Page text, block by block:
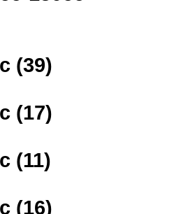
(39)
(17)
(11)
(16)